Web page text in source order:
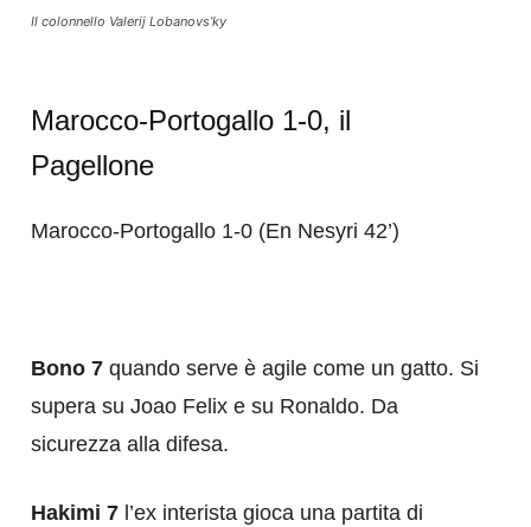
Il colonnello Valerij Lobanovs’ky
Marocco-Portogallo 1-0, il
Pagellone
Marocco-Portogallo 1-0 (En Nesyri 42’)
Bono 7 quando serve è agile come un gatto. Si
supera su Joao Felix e su Ronaldo. Da
sicurezza alla difesa.
Hakimi 7 l’ex interista gioca una partita di